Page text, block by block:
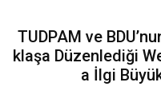
TUDPAM ve
klaşa Düzenlediği
a İlgi